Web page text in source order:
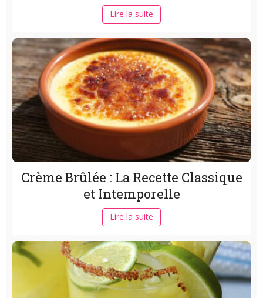
Lire la suite
Crème Brûlée : La Recette Classique
et Intemporelle
Lire la suite